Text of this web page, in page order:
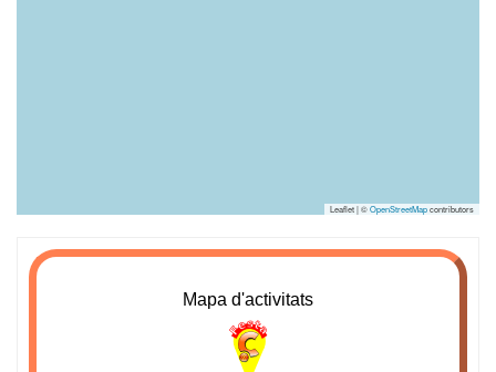
Leaflet | ©OpenStreetMapcontributors
Mapa d'activitats